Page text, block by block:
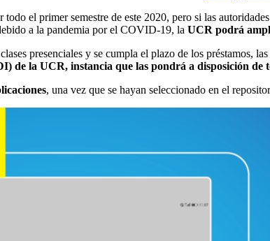
todo el primer semestre de este 2020, pero si las
a la pandemia por el COVID-19, la UCR podrá
presenciales y se cumpla el plazo de los préstamos, las
de la UCR, instancia que las pondrá a disposición de
, una vez que se hayan seleccionado en el